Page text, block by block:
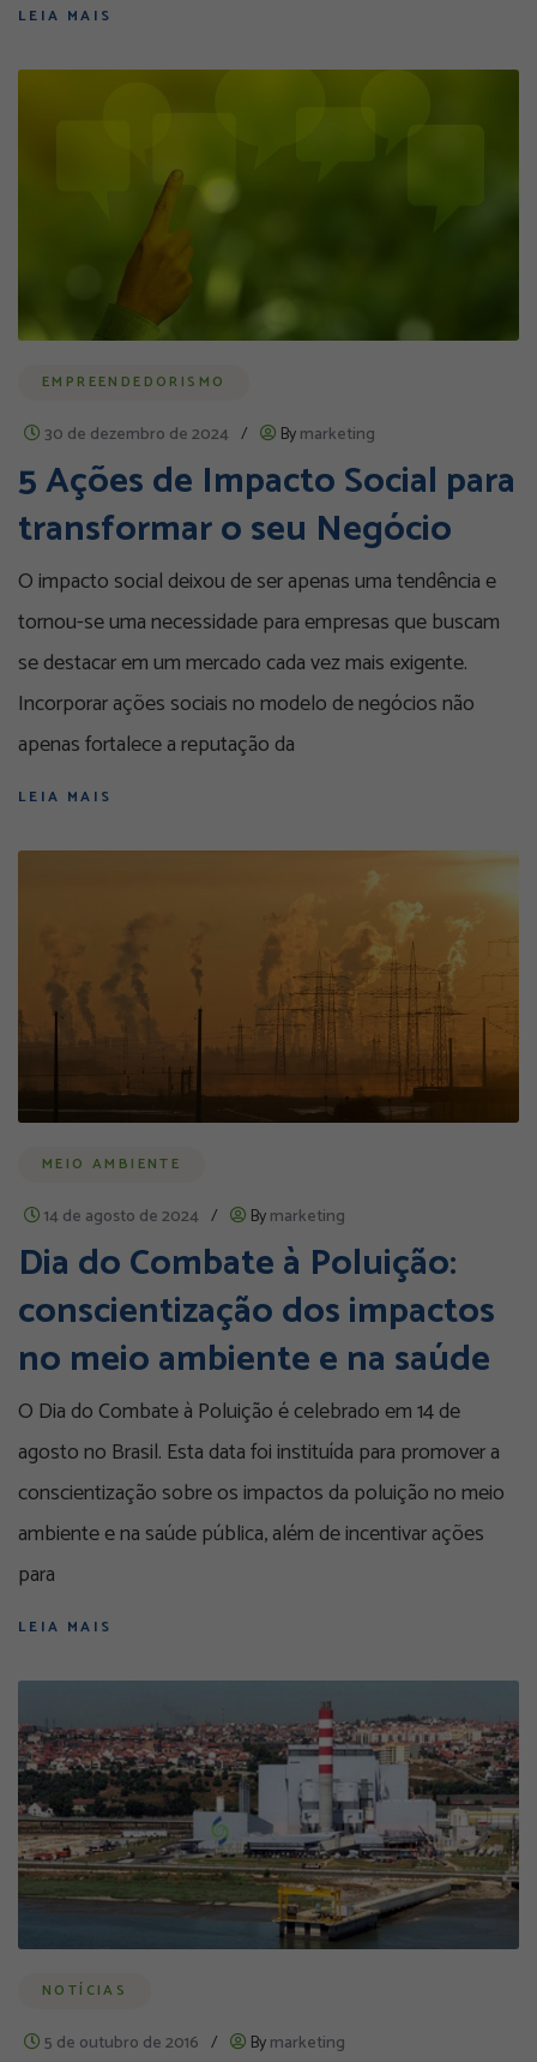
LEIA MAIS
EMPREENDEDORISMO
30 de dezembro de 2024 / Bymarketing
5 Ações de Impacto Social para
transformar o seu Negócio
O impacto social deixou de ser apenas uma tendência e
tornou-se uma necessidade para empresas que buscam
se destacar em um mercado cada vez mais exigente.
Incorporar ações sociais no modelo de negócios não
apenas fortalece a reputação da
LEIA MAIS
MEIO AMBIENTE
14 de agosto de 2024 / Bymarketing
Dia do Combate à Poluição:
conscientização dos impactos
no meio ambiente e na saúde
O Dia do Combate à Poluição é celebrado em 14 de
agosto no Brasil. Esta data foi instituída para promover a
conscientização sobre os impactos da poluição no meio
ambiente e na saúde pública, além de incentivar ações
para
LEIA MAIS
NOTÍCIAS
5 de outubro de 2016 / Bymarketing